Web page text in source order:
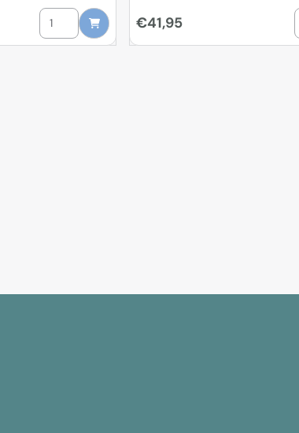
PolishedAantal kiezen voor Statuario Polish 30x60 cm
Prijs: 41,95
€41,95